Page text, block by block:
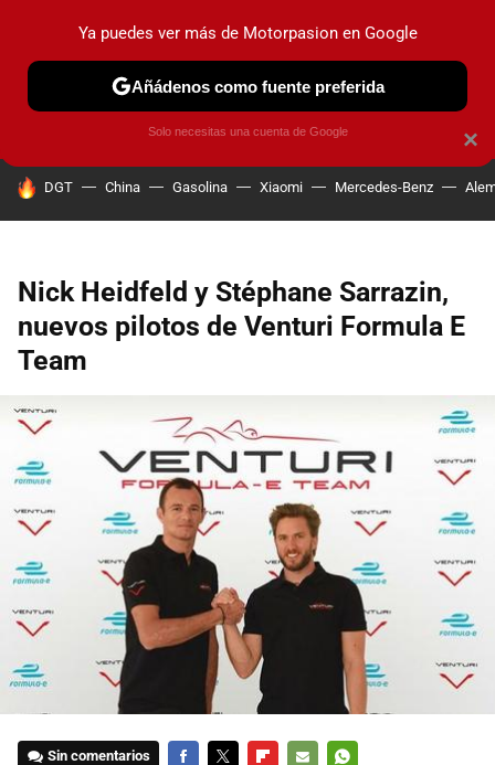
PRUEBAS COCHES ELÉCTRICOS OBSERVATORIO
HOY SE HABLA DE
DGT China Gasolina Xiaomi Mercedes-Benz
Nick Heidfeld y Stéphane Sarrazin,
nuevos pilotos de Venturi Formula E
Team
Sin comentarios
×
Ya puedes ver más de Motorpasion en Google
Añádenos como fuente preferida
Solo necesitas una cuenta de Google